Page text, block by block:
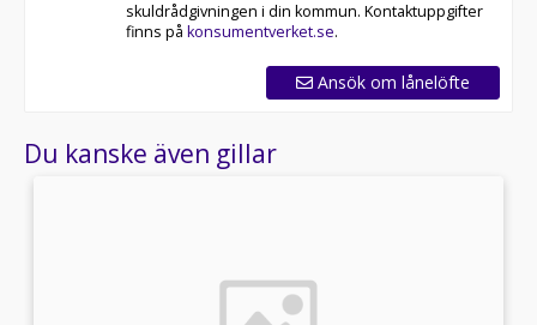
skuldrådgivningen i din kommun. Kontaktuppgifter
finns på konsumentverket.se.
Ansök om lånelöfte
Du kanske även gillar